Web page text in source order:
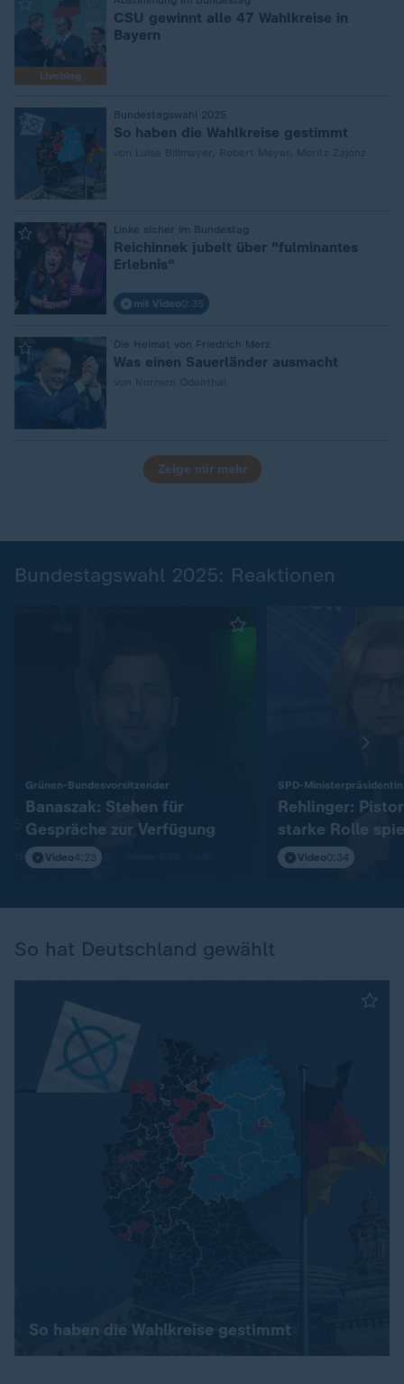
Liveblog
:
CSU gewinnt alle 47 Wahlkreise in
Bayern
Bundestagswahl 2025
: So haben die Wahlkreise gestimmt
Linke sicher im Bundestag
:
Reichinnek jubelt über "fulminantes
Erlebnis"
mit Video0:35
Die Heimat von Friedrich Merz
: Was einen Sauerländer ausmacht
Zeige mir mehr
Bundestagswahl 2025: Reaktionen
Grünen-Bundesvorsitzender
Banaszak: Stehen für
Gespräche zur Verfügung
Video4:23
SPD-Ministerpräsidentin
Rehlinger:
starke Rolle
Video0:34
So hat Deutschland gewählt
So haben die Wahlkreise gestimmt